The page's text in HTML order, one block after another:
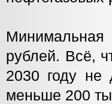
Минимальная
рублей. Всё,
2030 году не
меньше 200